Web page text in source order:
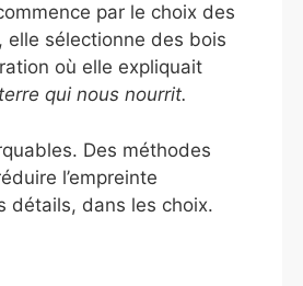
par le choix des
elle sélectionne des bois
où elle expliquait
qui nous nourrit.
Des méthodes
l’empreinte
détails, dans les choix.